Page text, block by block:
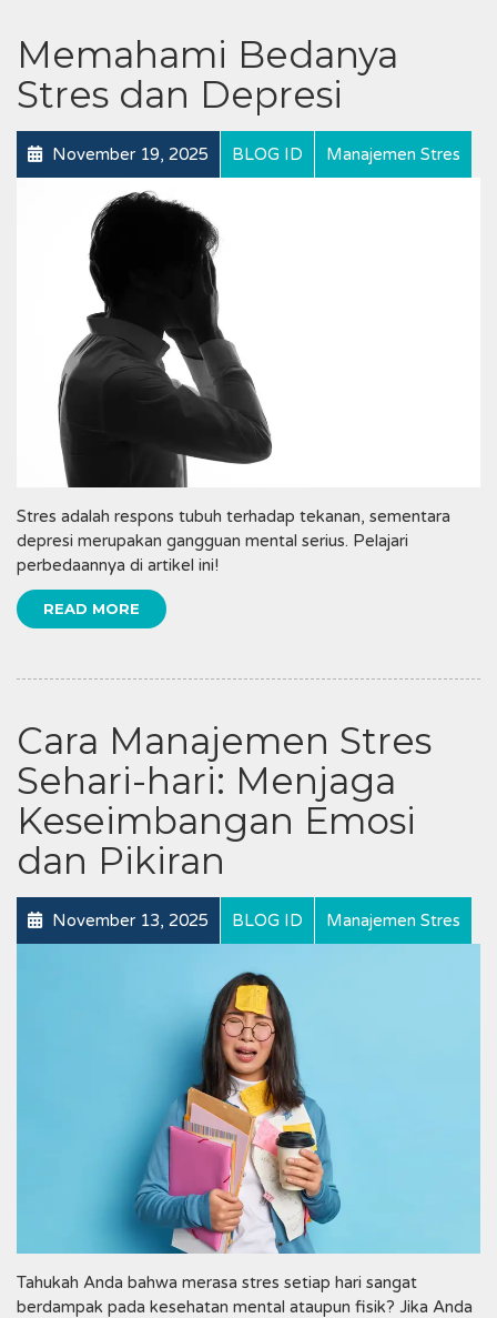
Memahami Bedanya
Stres dan Depresi
November 19, 2025 BLOG ID Manajemen Stres
Stres adalah respons tubuh terhadap tekanan, sementara
depresi merupakan gangguan mental serius. Pelajari
perbedaannya di artikel ini!
READ MORE
Cara Manajemen Stres
Sehari-hari: Menjaga
Keseimbangan Emosi
dan Pikiran
November 13, 2025 BLOG ID Manajemen Stres
Tahukah Anda bahwa merasa stres setiap hari sangat
berdampak pada kesehatan mental ataupun fisik? Jika Anda